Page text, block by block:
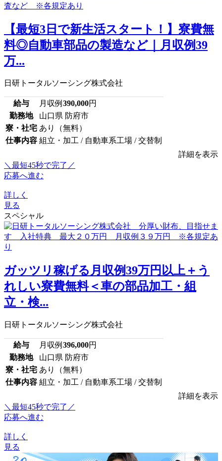
【最短3日で新生活スタート！】寮費無
料◎自動車部品の製造など｜月収例39
万...
日研トータルソーシング株式会社
給与 月収例 390,000円
勤務地
山口県 防府市
寮・社宅 あり（無料）
仕事内容 組立・加工 / 自動車系工場 / 交替制
詳細を表示
＼最短45秒で完了／
応募へ進む
詳しく
見る
スペシャル
ガッツリ稼げる月収例39万円以上＋う
れしい寮費無料＜車の部品加工・組
立・検...
日研トータルソーシング株式会社
給与 月収例 396,000円
勤務地
山口県 防府市
寮・社宅 あり（無料）
仕事内容 組立・加工 / 自動車系工場 / 交替制
詳細を表示
＼最短45秒で完了／
応募へ進む
詳しく
見る